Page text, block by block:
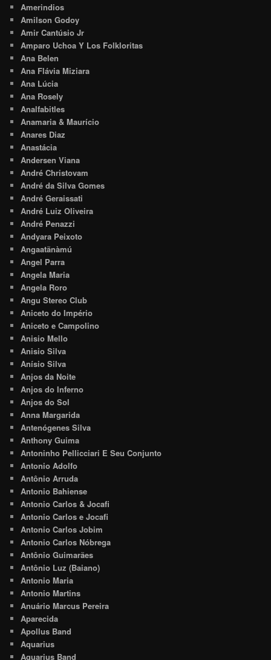
Amerindios
Amilson Godoy
Amir Cantúsio Jr
Amparo Uchoa Y Los Folkloritas
Ana Belen
Ana Flávia Miziara
Ana Lúcia
Ana Rosely
Analfabitles
Anamaria & Maurício
Anares Diaz
Anastácia
Andersen Viana
André Christovam
André da Silva Gomes
André Geraissati
André Luiz Oliveira
André Penazzi
Andyara Peixoto
Angaatãnàmú
Angel Parra
Angela Maria
Angela Roro
Angu Stereo Club
Aniceto do Império
Aniceto e Campolino
Anisio Mello
Anisio Silva
Anísio Silva
Anjos da Noite
Anjos do Inferno
Anjos do Sol
Anna Margarida
Antenógenes Silva
Anthony Guima
Antoninho Pellicciari E Seu Conjunto
Antonio Adolfo
Antônio Arruda
Antonio Bahiense
Antonio Carlos & Jocafi
Antonio Carlos e Jocafi
Antonio Carlos Jobim
Antonio Carlos Nóbrega
Antônio Guimarães
Antônio Luz (Baiano)
Antonio Maria
Antonio Martins
Anuário Marcus Pereira
Aparecida
Apollus Band
Aquarius
Aquarius Band